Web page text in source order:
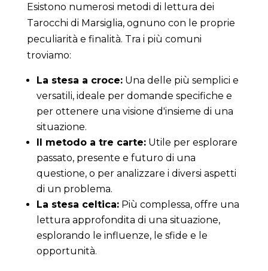
Esistono numerosi metodi di lettura dei
Tarocchi di Marsiglia, ognuno con le proprie
peculiarità e finalità. Tra i più comuni
troviamo:
La stesa a croce:Una delle più semplici e
versatili, ideale per domande specifiche e
per ottenere una visione d'insieme di una
situazione.
Il metodo a tre carte:Utile per esplorare
passato, presente e futuro di una
questione, o per analizzare i diversi aspetti
di un problema.
La stesa celtica:Più complessa, offre una
lettura approfondita di una situazione,
esplorando le influenze, le sfide e le
opportunità.